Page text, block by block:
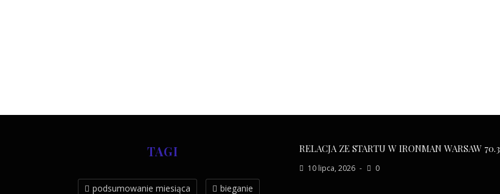
TAGI
podsumowanie miesiąca bieganie
RELACJA ZE STARTU W IRONMAN WARSAW 70.3
10 lipca, 2026 0